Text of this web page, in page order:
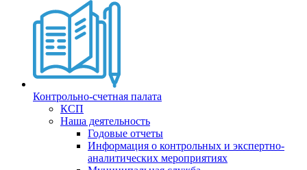
Контрольно-счетная палата
КСП
Наша деятельность
Годовые отчеты
Информация о контрольных и экспертно-
аналитических мероприятиях